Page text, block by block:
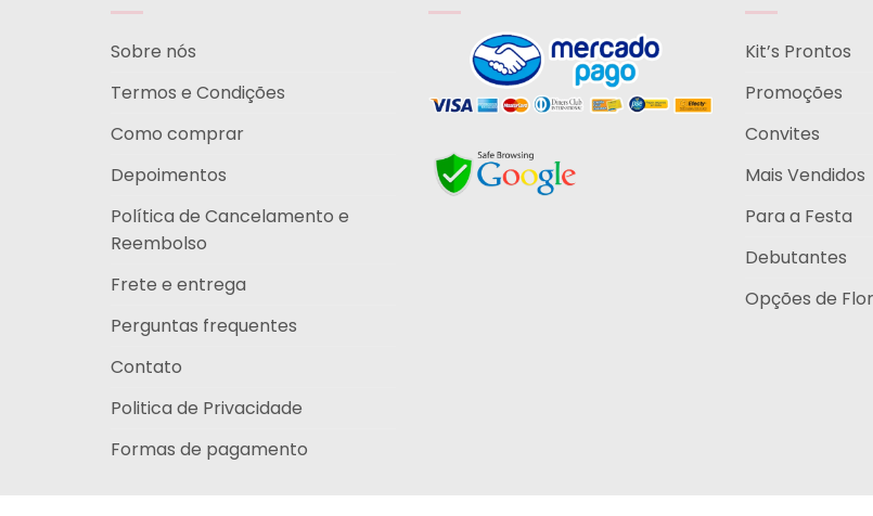
Sobre nós
Termos e Condições
Como comprar
Depoimentos
Política de Cancelamento e
Reembolso
Frete e entrega
Perguntas frequentes
Contato
Politica de Privacidade
Formas de pagamento
Kit’s Prontos
Promoções
Convites
Mais Vendidos
Para a Festa
Debutantes
Opções de